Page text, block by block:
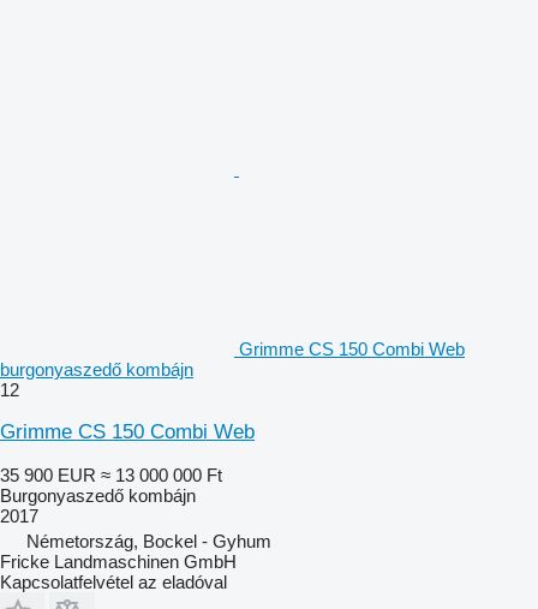
Grimme CS 150 Combi Web
burgonyaszedő kombájn
12
Grimme CS 150 Combi Web
35 900 EUR ≈ 13 000 000 Ft
Burgonyaszedő kombájn
2017
Németország, Bockel - Gyhum
Fricke Landmaschinen GmbH
Kapcsolatfelvétel az eladóval